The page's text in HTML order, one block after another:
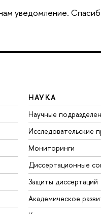
уведомление.
НАУКА
Научные
Исследовательские
Мониторинги
Диссертационные
Защиты диссертаций
Академическое